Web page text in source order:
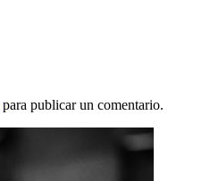
para publicar un comentario.